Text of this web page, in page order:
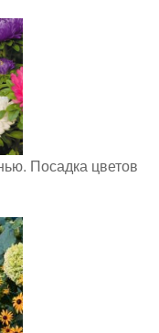
Посадка цветов